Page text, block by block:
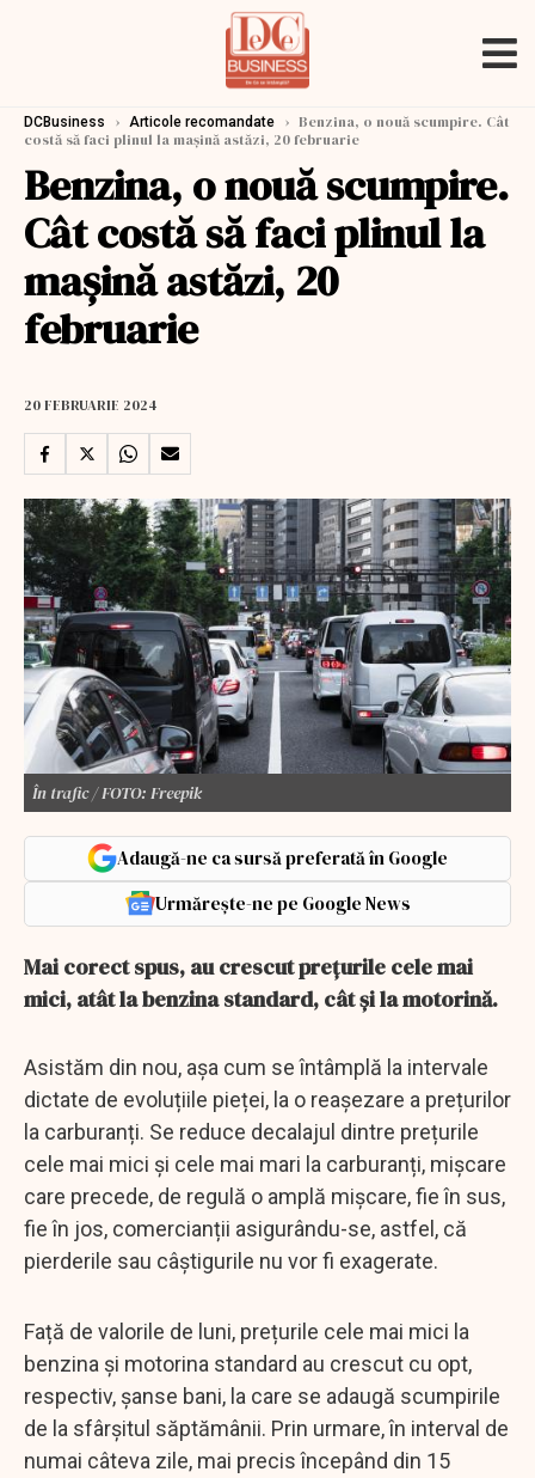
DCBusiness › Articole recomandate › Benzina, o nouă scumpire. Cât
costă să faci plinul la mașină astăzi, 20 februarie
Benzina, o nouă scumpire.
Cât costă să faci plinul la
mașină astăzi, 20
februarie
20 FEBRUARIE 2024
În trafic / FOTO: Freepik
Adaugă-ne ca sursă preferată în Google
Urmărește-ne pe Google News
Mai corect spus, au crescut prețurile cele mai
mici, atât la benzina standard, cât și la motorină.
Asistăm din nou, așa cum se întâmplă la intervale
dictate de evoluțiile pieței, la o reașezare a prețurilor
la carburanți. Se reduce decalajul dintre prețurile
cele mai mici și cele mai mari la carburanți, mișcare
care precede, de regulă o amplă mișcare, fie în sus,
fie în jos, comercianții asigurându-se, astfel, că
pierderile sau câștigurile nu vor fi exagerate.
Față de valorile de luni, prețurile cele mai mici la
benzina și motorina standard au crescut cu opt,
respectiv, șanse bani, la care se adaugă scumpirile
de la sfârșitul săptămânii. Prin urmare, în interval de
numai câteva zile, mai precis începând din 15